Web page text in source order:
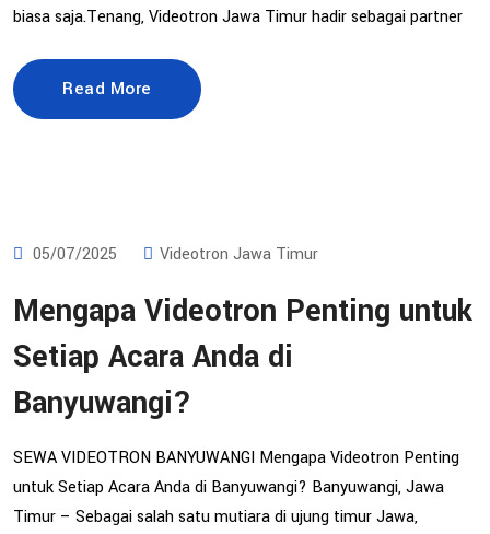
biasa saja.Tenang, Videotron Jawa Timur hadir sebagai partner
Read More
05/07/2025 Videotron Jawa Timur
Mengapa Videotron Penting untuk
Setiap Acara Anda di
Banyuwangi?
SEWA VIDEOTRON BANYUWANGI Mengapa Videotron Penting
untuk Setiap Acara Anda di Banyuwangi? Banyuwangi, Jawa
Timur – Sebagai salah satu mutiara di ujung timur Jawa,